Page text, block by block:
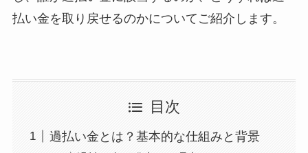
払い金を取り戻せるのかについてご紹介します。
目次
過払い金とは？基本的な仕組みと背景